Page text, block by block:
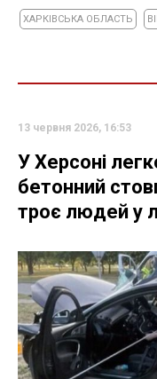
ХАРКІВСЬКА ОБЛАСТЬ
13 червня 2026, 16:53
У Херсоні
бетонний
троє людей у